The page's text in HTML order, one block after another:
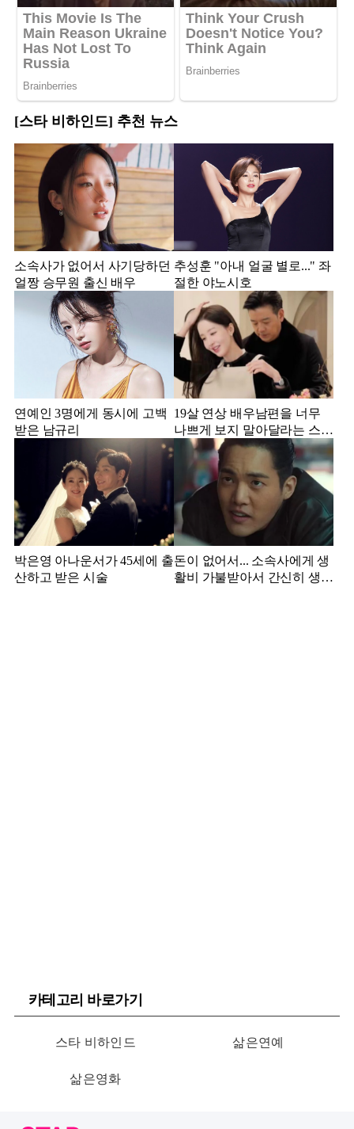
[스타 비하인드] 추천 뉴스
소속사가 없어서 사기당하던
얼짱 승무원 출신 배우
추성훈 "아내 얼굴 별로..." 좌
절한 야노시호
연예인 3명에게 동시에 고백
받은 남규리
19살 연상 배우남편을 너무
나쁘게 보지 말아달라는 스타
강사 아내
박은영 아나운서가 45세에 출
산하고 받은 시술
돈이 없어서... 소속사에게 생
활비 가불받아서 간신히 생활
카테고리 바로가기
스타 비하인드 삶은연예
삶은영화